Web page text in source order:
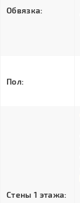
Обвязка:
Пол:
Стены 1 этажа: